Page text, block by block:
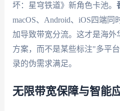
坏：星穹铁道》新角色卡池。
macOS、Android、iOS四端
加导致带宽分流。这才是海
方案，而不是某些标注"多平
录的伪需求满足。
无限带宽保障与智能